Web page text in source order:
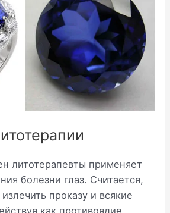
литотерапевты применяет
болезни глаз. Считается,
проказу и всякие
как противоядие.